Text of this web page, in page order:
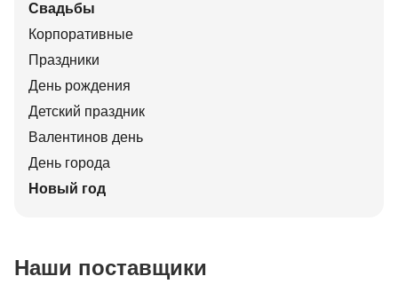
Свадьбы
Корпоративные
Праздники
День рождения
Детский праздник
Валентинов день
День города
Новый год
Наши поставщики